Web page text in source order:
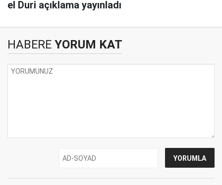
el Duri açıklama yayınladı
HABERE YORUM KAT